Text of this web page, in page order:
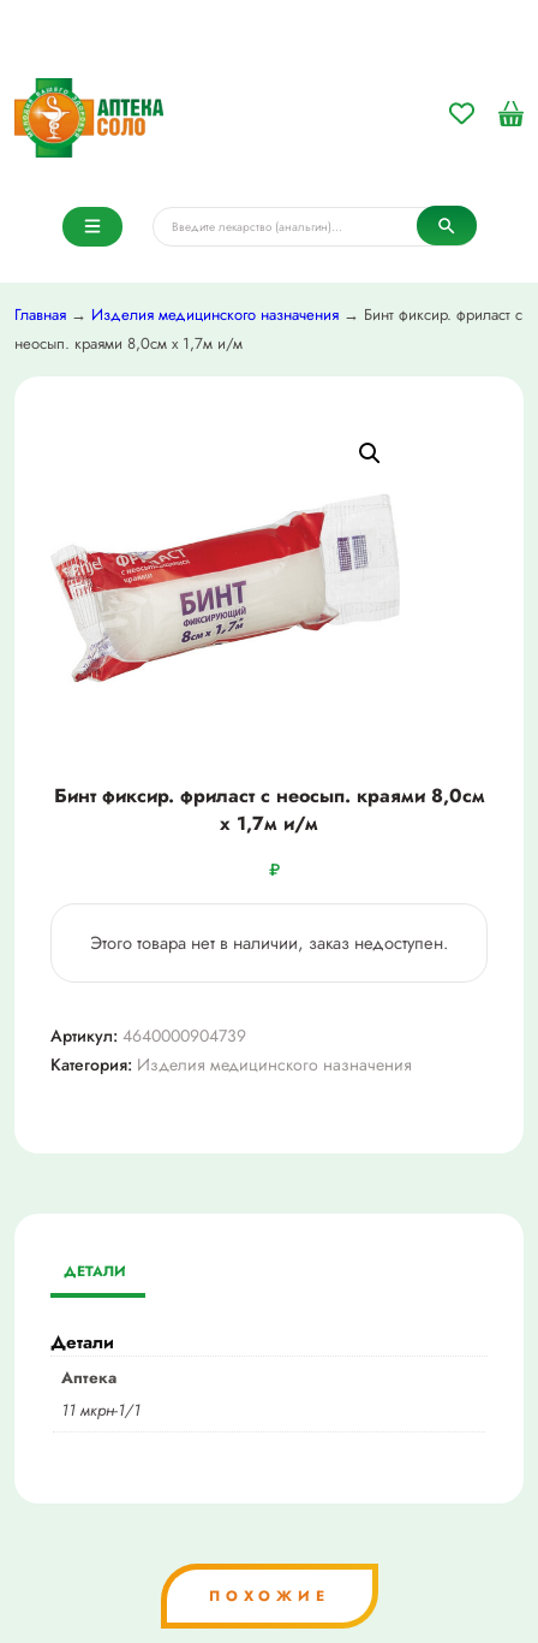
Главная → Изделия медицинского назначения → Бинт фиксир. фриласт с
неосып. краями 8,0см x 1,7м и/м
Бинт фиксир. фриласт с неосып. краями 8,0см
x 1,7м и/м
₽
Этого товара нет в наличии, заказ недоступен.
Артикул: 4640000904739
Категория: Изделия медицинского назначения
ДЕТАЛИ
Детали
Аптека
11 мкрн-1/1
ПОХОЖИЕ